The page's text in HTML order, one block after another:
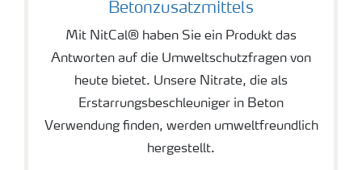
Betonzusatzmittels
Mit NitCal® haben Sie ein Produkt das
Antworten auf die Umweltschutzfragen von
heute bietet. Unsere Nitrate, die als
Erstarrungsbeschleuniger in Beton
Verwendung finden, werden umweltfreundlich
hergestellt.